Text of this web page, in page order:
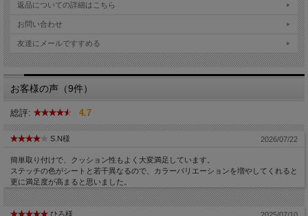
返品についての詳細はこちら
お問い合わせ
友達にメールですすめる
お客様の声（9件）
総評: 4.7
S.N様 2026/07/22
簡単取り付けで、クッション性もよく大変満足しています。
ステッチの色がシートと若干異なるので、カラーバリエーションを増やしてくれると
更に満足度が高まると思いました。
ひろ様